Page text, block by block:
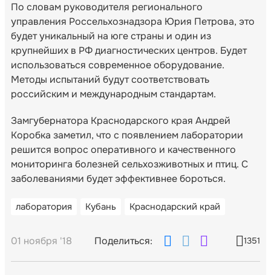
По словам руководителя регионального
управления Россельхознадзора Юрия Петрова, это
будет уникальный на юге страны и один из
крупнейших в РФ диагностических центров. Будет
использоваться современное оборудование.
Методы испытаний будут соответствовать
российским и международным стандартам.
Замгубернатора Краснодарского края Андрей
Коробка заметил, что с появлением лаборатории
решится вопрос оперативного и качественного
мониторинга болезней сельхозживотных и птиц. С
заболеваниями будет эффективнее бороться.
лаборатория Кубань Краснодарский край
01 ноября '18 Поделиться: 1351